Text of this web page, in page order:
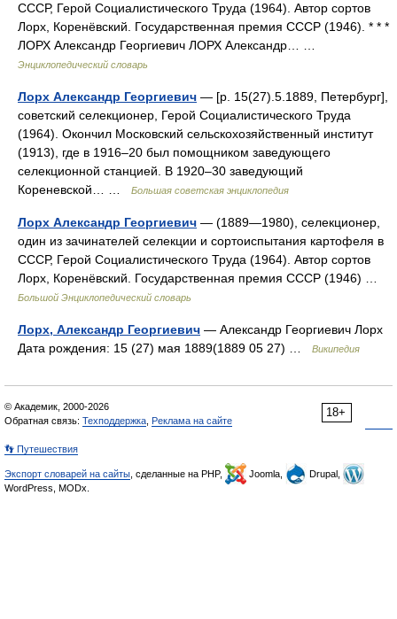
СССР, Герой Социалистического Труда (1964). Автор сортов
Лорх, Коренёвский. Государственная премия СССР (1946). * * *
ЛОРХ Александр Георгиевич ЛОРХ Александр… …
Энциклопедический словарь
Лорх Александр Георгиевич — [р. 15(27).5.1889, Петербург],
советский селекционер, Герой Социалистического Труда
(1964). Окончил Московский сельскохозяйственный институт
(1913), где в 1916‒20 был помощником заведующего
селекционной станцией. В 1920‒30 заведующий
Кореневской… …
Большая советская энциклопедия
Лорх Александр Георгиевич — (1889—1980), селекционер,
один из зачинателей селекции и сортоиспытания картофеля в
СССР, Герой Социалистического Труда (1964). Автор сортов
Лорх, Коренёвский. Государственная премия СССР (1946) …
Большой Энциклопедический словарь
Лорх, Александр Георгиевич — Александр Георгиевич Лорх
Дата рождения: 15 (27) мая 1889(1889 05 27) …
Википедия
18+
© Академик, 2000-2026
Обратная связь: Техподдержка Реклама на сайте
👣 Путешествия
Экспорт словарей на сайты , сделанные на PHP, Joomla,
Drupal,
WordPress, MODx.